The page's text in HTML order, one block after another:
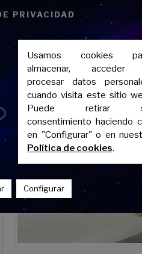
PRIVACIDAD
Usamos cookies
almacenar,
procesar datos
cuando visita este sitio
Puede retirar
consentimiento haciendo
en "Configurar" o en
Política de cookies.
Configurar